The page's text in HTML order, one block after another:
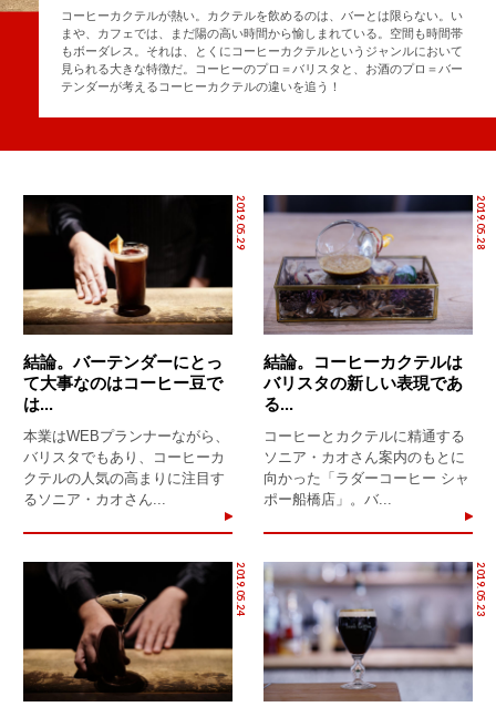
コーヒーカクテルが熱い。カクテルを飲めるのは、バーとは限らない。い
まや、カフェでは、まだ陽の高い時間から愉しまれている。空間も時間帯
もボーダレス。それは、とくにコーヒーカクテルというジャンルにおいて
見られる大きな特徴だ。コーヒーのプロ＝バリスタと、お酒のプロ＝バー
テンダーが考えるコーヒーカクテルの違いを追う！
2019.05.29
結論。バーテンダーにとっ
て大事なのはコーヒー豆で
は...
本業はWEBプランナーながら、
バリスタでもあり、コーヒーカ
クテルの人気の高まりに注目す
るソニア・カオさん...
2019.05.28
結論。コーヒーカクテルは
バリスタの新しい表現であ
る...
コーヒーとカクテルに精通する
ソニア・カオさん案内のもとに
向かった「ラダーコーヒー シャ
ポー船橋店」。バ...
2019.05.24 2019.05.23